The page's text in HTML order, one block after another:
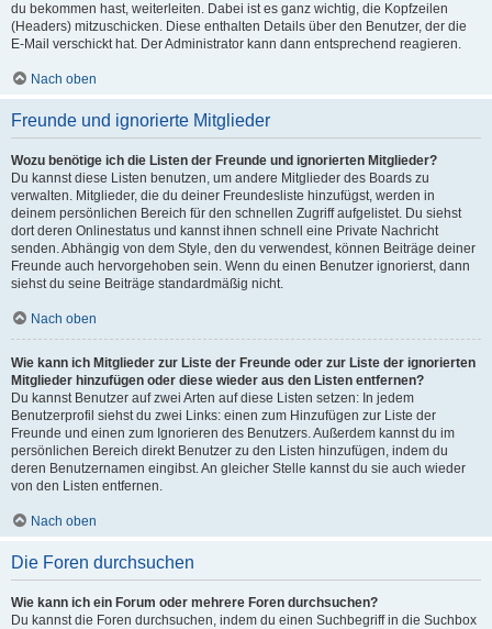
du bekommen hast, weiterleiten. Dabei ist es ganz wichtig, die Kopfzeilen
(Headers) mitzuschicken. Diese enthalten Details über den Benutzer, der die
E-Mail verschickt hat. Der Administrator kann dann entsprechend reagieren.
Nach oben
Freunde und ignorierte Mitglieder
Wozu benötige ich die Listen der Freunde und ignorierten Mitglieder?
Du kannst diese Listen benutzen, um andere Mitglieder des Boards zu
verwalten. Mitglieder, die du deiner Freundesliste hinzufügst, werden in
deinem persönlichen Bereich für den schnellen Zugriff aufgelistet. Du siehst
dort deren Onlinestatus und kannst ihnen schnell eine Private Nachricht
senden. Abhängig von dem Style, den du verwendest, können Beiträge deiner
Freunde auch hervorgehoben sein. Wenn du einen Benutzer ignorierst, dann
siehst du seine Beiträge standardmäßig nicht.
Nach oben
Wie kann ich Mitglieder zur Liste der Freunde oder zur Liste der ignorierten
Mitglieder hinzufügen oder diese wieder aus den Listen entfernen?
Du kannst Benutzer auf zwei Arten auf diese Listen setzen: In jedem
Benutzerprofil siehst du zwei Links: einen zum Hinzufügen zur Liste der
Freunde und einen zum Ignorieren des Benutzers. Außerdem kannst du im
persönlichen Bereich direkt Benutzer zu den Listen hinzufügen, indem du
deren Benutzernamen eingibst. An gleicher Stelle kannst du sie auch wieder
von den Listen entfernen.
Nach oben
Die Foren durchsuchen
Wie kann ich ein Forum oder mehrere Foren durchsuchen?
Du kannst die Foren durchsuchen, indem du einen Suchbegriff in die Suchbox